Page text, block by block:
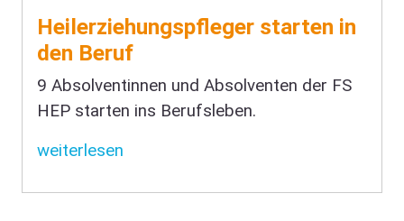
Heilerziehungspfleger starten in
den Beruf
9 Absolventinnen und Absolventen der FS
HEP starten ins Berufsleben.
weiterlesen